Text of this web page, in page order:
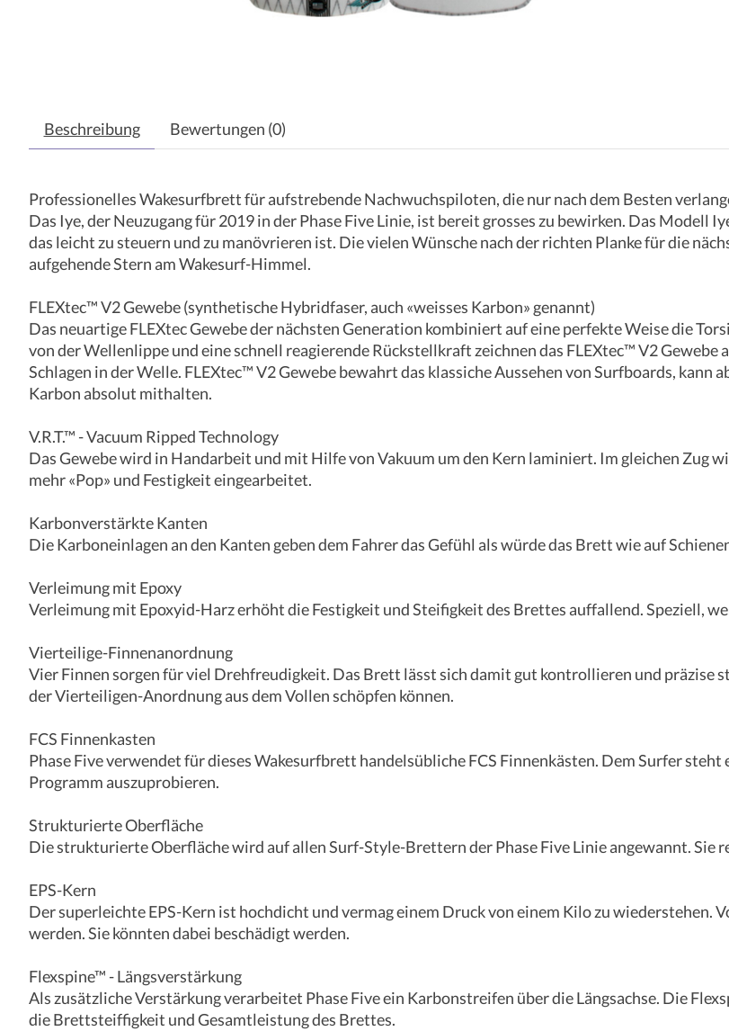
Beschreibung Bewertungen (0)
Professionelles Wakesurfbrett für aufstrebende Nachwuchspiloten, die nur nach dem Besten
Das Iye, der Neuzugang für 2019 in der Phase Five Linie, ist bereit grosses zu bewirken. Das
das leicht zu steuern und zu manövrieren ist. Die vielen Wünsche nach der richten Planke für die
aufgehende Stern am Wakesurf-Himmel.
FLEXtec™ V2 Gewebe (synthetische Hybridfaser, auch «weisses Karbon» genannt)
Das neuartige FLEXtec Gewebe der nächsten Generation kombiniert auf eine perfekte Weise die
von der Wellenlippe und eine schnell reagierende Rückstellkraft zeichnen das FLEXtec™ V2
Schlagen in der Welle. FLEXtec™ V2 Gewebe bewahrt das klassiche Aussehen von Surfboards, kann
Karbon absolut mithalten.
V.R.T.™ - Vacuum Ripped Technology
Das Gewebe wird in Handarbeit und mit Hilfe von Vakuum um den Kern laminiert. Im gleichen Zug
mehr «Pop» und Festigkeit eingearbeitet.
Karbonverstärkte Kanten
Die Karboneinlagen an den Kanten geben dem Fahrer das Gefühl als würde das Brett wie auf
Verleimung mit Epoxy
Verleimung mit Epoxyid-Harz erhöht die Festigkeit und Steifigkeit des Brettes auffallend. Speziell,
Vierteilige-Finnenanordnung
Vier Finnen sorgen für viel Drehfreudigkeit. Das Brett lässt sich damit gut kontrollieren und präzise
der Vierteiligen-Anordnung aus dem Vollen schöpfen können.
FCS Finnenkasten
Phase Five verwendet für dieses Wakesurfbrett handelsübliche FCS Finnenkästen. Dem Surfer
Programm auszuprobieren.
Strukturierte Oberfläche
Die strukturierte Oberfläche wird auf allen Surf-Style-Brettern der Phase Five Linie angewannt. Sie
EPS-Kern
Der superleichte EPS-Kern ist hochdicht und vermag einem Druck von einem Kilo zu wiederstehen.
werden. Sie könnten dabei beschädigt werden.
Flexspine™ - Längsverstärkung
Als zusätzliche Verstärkung verarbeitet Phase Five ein Karbonstreifen über die Längsachse. Die
die Brettsteiffigkeit und Gesamtleistung des Brettes.